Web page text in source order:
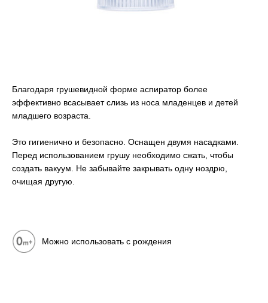
Благодаря грушевидной форме аспиратор более
эффективно всасывает слизь из носа младенцев и детей
младшего возраста.
Это гигиенично и безопасно. Оснащен двумя насадками.
Перед использованием грушу необходимо сжать, чтобы
создать вакуум. Не забывайте закрывать одну ноздрю,
очищая другую.
Можно использовать с рождения